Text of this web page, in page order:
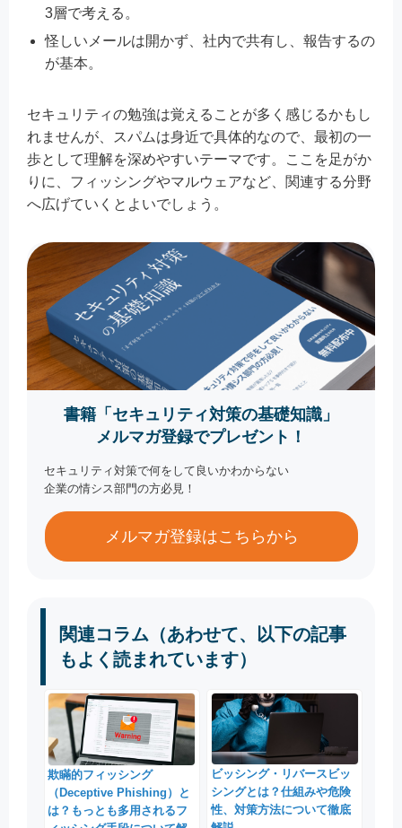
3層で考える。
怪しいメールは開かず、社内で共有し、報告するの
が基本。
セキュリティの勉強は覚えることが多く感じるかもし
れませんが、スパムは身近で具体的なので、最初の一
歩として理解を深めやすいテーマです。ここを足がか
りに、フィッシングやマルウェアなど、関連する分野
へ広げていくとよいでしょう。
書籍「セキュリティ対策の基礎知識」
メルマガ登録でプレゼント！
セキュリティ対策で何をして良いかわからない
企業の情シス部門の方必見！
メルマガ登録はこちらから
関連コラム（あわせて、以下の記事
もよく読まれています）
欺瞞的フィッシング
（Deceptive Phishing）と
は？もっとも多用されるフ
ビッシング・リバースビッ
シングとは？仕組みや危険
性、対策方法について徹底